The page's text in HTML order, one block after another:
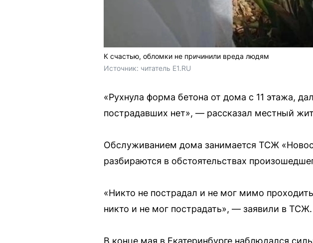
К счастью, обломки не причинили вреда людям
Источник: читатель E1.RU
«Рухнула форма бетона от дома с 11 этажа,
пострадавших нет», — рассказал местный
Обслуживанием дома занимается ТСЖ
разбираются в обстоятельствах
«Никто не пострадал и не мог мимо
никто и не мог пострадать», — заявили в ТСЖ.